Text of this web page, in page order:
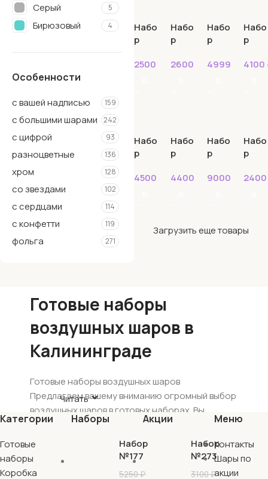
Серый 5
Бирюзовый 4
Синий
Красный 30
27
Фиолетовый 18
Фуше 22
Желтый 25
Зеленый 46
Оранжевый 19
Особенности
с вашей надписью 159
с большими шарами 242
с цифрой 93
разноцветные 136
хром 128
со звездами 102
с сердцами 114
с конфетти 119
фольга 271
Набо
р
2500
Набо
р
2600
Набо
р
4999
Набо
р
4100
Набо
р
4500
Набо
р
4400
Набо
р
9000
Набо
р
2400
Загрузить еще товары
Готовые наборы
воздушных шаров в
Калининграде
Готовые наборы воздушных шаров
Предлагаем вашему вниманию огромный выбор
воздушных шаров в готовых наборах. Вы
можете заказать стильные аксессуары из
фольги и латекса, а также стандартные
композиции в любом дизайне и расцветке.
Читать
Категории
Готовые
наборы
Коробка
Наборы
Набор
№177
5250₽
Акции
Набор
№273
3100₽
Меню
Контакты
Шары по
акции